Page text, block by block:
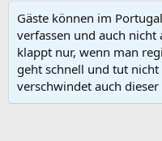
Gäste können im
verfassen und auch
klappt nur, wenn man
geht schnell und tut nicht
verschwindet auch dieser